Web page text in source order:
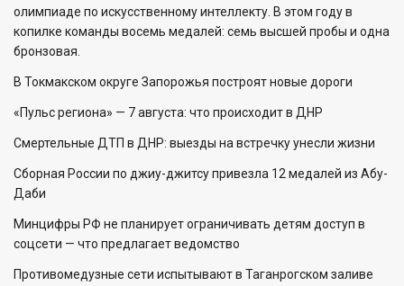
олимпиаде по искусственному интеллекту. В этом году в
копилке команды восемь медалей: семь высшей пробы и одна
бронзовая.
В Токмакском округе Запорожья построят новые дороги
«Пульс региона» — 7 августа: что происходит в ДНР
Смертельные ДТП в ДНР: выезды на встречку унесли жизни
Сборная России по джиу-джитсу привезла 12 медалей из Абу-
Даби
Минцифры РФ не планирует ограничивать детям доступ в
соцсети — что предлагает ведомство
Противомедузные сети испытывают в Таганрогском заливе